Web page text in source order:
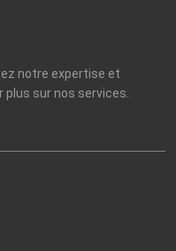
notre expertise et
sur nos services.